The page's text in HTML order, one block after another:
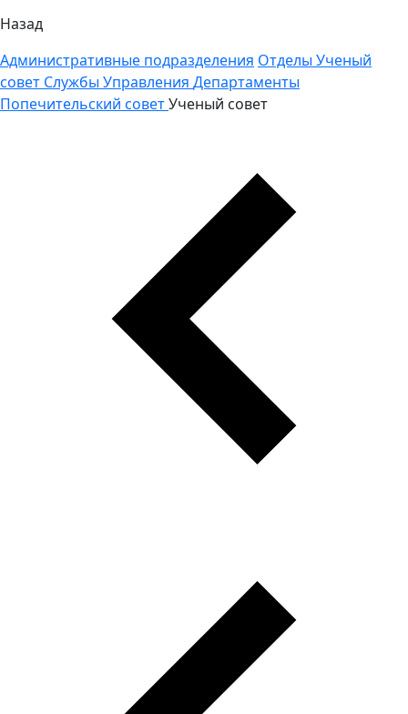
Назад
Административные подразделения Отделы Ученый
совет Службы Управления Департаменты
Попечительский советУченый совет